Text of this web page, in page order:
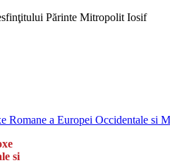
Părinte Mitropolit Iosif
si